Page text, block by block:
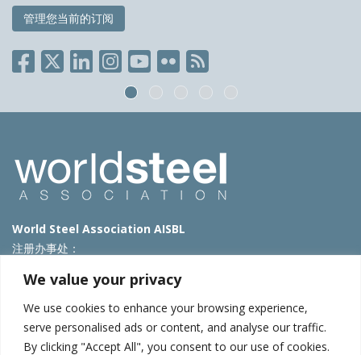
We value your privacy
We use cookies to enhance your browsing experience,
serve personalised ads or content, and analyse our traffic.
By clicking "Accept All", you consent to our use of cookies.
管理您当前的订阅
World Steel Association AISBL
注册办事处：
T: +32 2 702 89 00 – E:steel@worldsteel.org
北京市朝阳区霄云路40号院国航世纪大厦1号楼3层3F